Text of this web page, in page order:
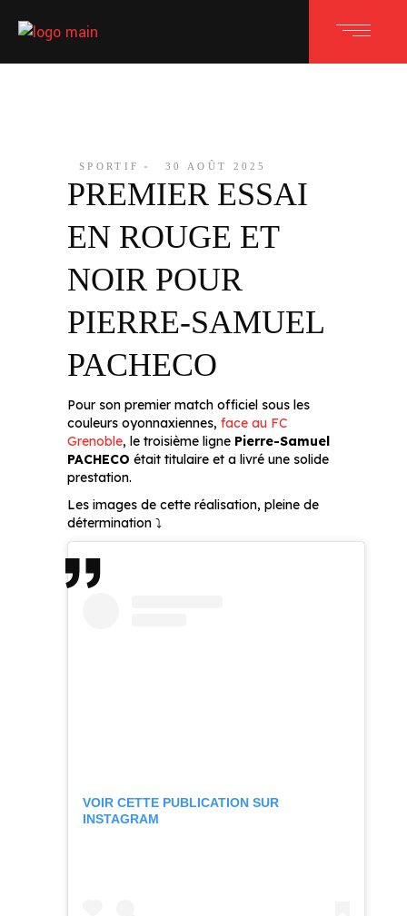
SPORTIF 30 AOÛT 2025
PREMIER ESSAI
EN ROUGE ET
NOIR POUR
PIERRE-SAMUEL
PACHECO
Pour son premier match officiel sous les
couleurs oyonnaxiennes, face au FC
Grenoble, le troisième ligne Pierre-Samuel
PACHECO était titulaire et a livré une solide
prestation.
Les images de cette réalisation, pleine de
détermination ⤵
VOIR CETTE PUBLICATION SUR
INSTAGRAM